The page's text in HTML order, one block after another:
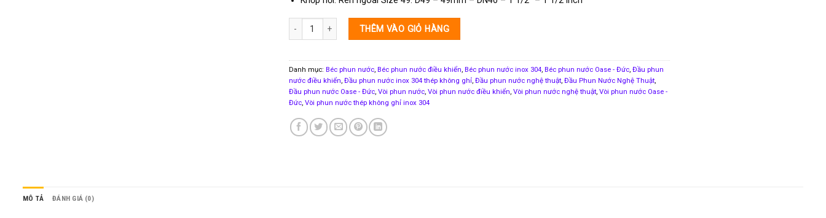
Vòi phun nước Jumping Jet Rainbow Flash Oase số lượng
THÊM VÀO GIỎ HÀNG
Danh mục:Béc phun nước,Béc phun nước điều khiển,Béc phun nước inox 304,Béc phun nước Oase - Đức,Đầu phun
nước điều khiển,Đầu phun nước inox 304 thép không ghỉ,Đầu phun nước nghệ thuật,Đầu Phun Nước Nghệ Thuật,
Đầu phun nước Oase - Đức,Vòi phun nước,Vòi phun nước điều khiển,Vòi phun nước nghệ thuật,Vòi phun nước Oase -
Đức,Vòi phun nước thép không ghỉ inox 304
MÔ TẢ ĐÁNH GIÁ (0)